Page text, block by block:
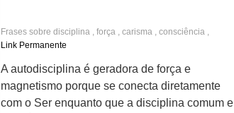
Frases sobre disciplina, força, carisma, consciência,
evolução
Link Permanente
A autodisciplina é geradora de força e
magnetismo porque se conecta diretamente
com o Ser enquanto que a disciplina comum e